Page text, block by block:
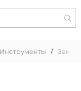
Инструменты / Замки